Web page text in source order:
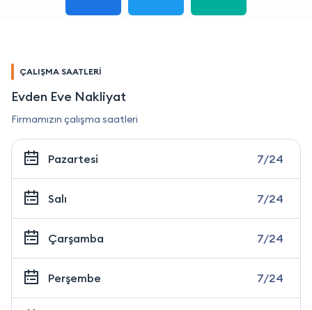
ÇALIŞMA SAATLERİ
Evden Eve Nakliyat
Firmamızın çalışma saatleri
Pazartesi 7/24
Salı 7/24
Çarşamba 7/24
Perşembe 7/24